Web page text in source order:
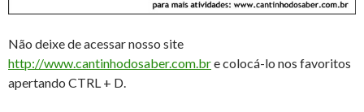
Não deixe de acessar nosso site
http://www.cantinhodosaber.com.bre colocá-lo nos favoritos
apertando CTRL + D.